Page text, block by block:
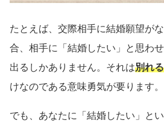
たとえば、交際相手に結婚願望が
合、相手に「結婚したい」と思わ
出るしかありません。それは別れ
けなのである意味勇気が要ります。
でも、あなたに「結婚したい」と